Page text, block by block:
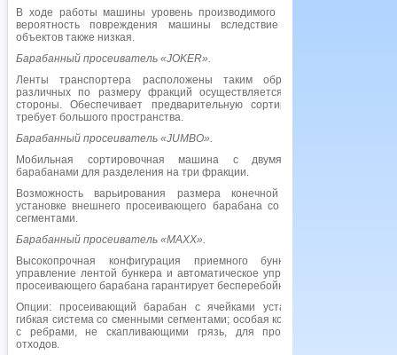
В ходе работы машины уровень производимого шума и пыли низкий;
вероятность повреждения машины вследствие попадания твердых
объектов также низкая.
Барабанный просеиватель «JOKER».
Ленты транспортера расположены таким образом, что разгрузка
различных по размеру фракций осуществляется в противоположные
стороны. Обеспечивает предварительную сортировку материала. Не
требует большого пространства.
Барабанный просеиватель «JUMBO».
Мобильная сортировочная машина с двумя противоположными
барабанами для разделения на три фракции.
Возможность варьирования размера конечной фракции благодаря
установке внешнего просеивающего барабана со сменными сетчатыми
сегментами.
Барабанный просеиватель «MAXX».
Высокопрочная конфигурация приемного бункера, гидравлическое
управление лентой бункера и автоматическое управление наполнением
просеивающего барабана гарантирует бесперебойную работу.
Опции: просеивающий барабан с ячейками установленного размера;
гибкая система со сменными сегментами; особая конфигурация барабана
с ребрами, не скапливающими грязь, для просеивания остаточных
отходов.